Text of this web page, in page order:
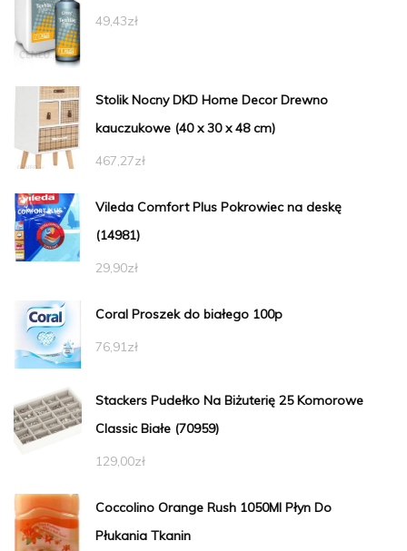
49,43zł
Stolik Nocny DKD Home Decor Drewno
kauczukowe (40 x 30 x 48 cm)
467,27zł
Vileda Comfort Plus Pokrowiec na deskę
(14981)
29,90zł
Coral Proszek do białego 100p
76,91zł
Stackers Pudełko Na Biżuterię 25 Komorowe
Classic Białe (70959)
129,00zł
Coccolino Orange Rush 1050Ml Płyn Do
Płukania Tkanin